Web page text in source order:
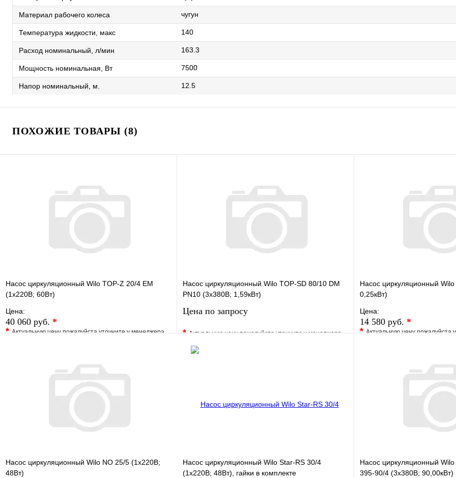
Материал рабочего колеса чугун
Температура жидкости, макс 140
Расход номинальный, л/мин 163.3
Мощность номинальная, Вт 7500
Напор номинальный, м. 12.5
ПОХОЖИЕ ТОВАРЫ (8)
Насос циркуляционный Wilo TOP-Z 20/4 EM
(1х220В; 60Вт)
Цена:
40 060 руб. *
*Актуальную цену пожалуйста уточните у менеджера
В корзину
Насос циркуляционный Wilo TOP-SD 80/10 DM
PN10 (3х380В; 1,59кВт)
Цена по запросу
*Актуальную цену пожалуйста уточните у менеджера
В избранное
Насос циркуляционный
0,25кВт)
Цена:
14 580 руб. *
*Актуальную цену пожалуйста
Насос циркуляционный Wilo NO 25/5 (1х220В;
48Вт)
Насос циркуляционный Wilo Star-RS 30/4
(1х220В; 48Вт), гайки в комплекте
Насос циркуляционный
395-90/4 (3х380В; 90,00кВт)